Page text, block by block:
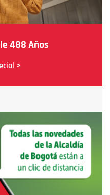
488 Años
>